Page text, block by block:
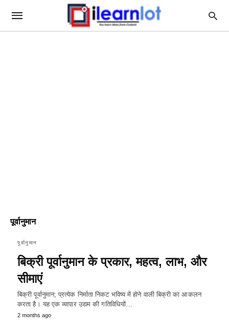
पूर्वानुमान
पूर्वानुमान
बिक्री पूर्वानुमान के प्रकार, महत्व, लाभ, और
सीमाएं
बिक्री पूर्वानुमान; प्रत्येक निर्माता निकट भविष्य में होने वाली बिक्री का आकलन
करता है। यह एक व्यापार उद्यम की गतिविधियों…
2 months ago